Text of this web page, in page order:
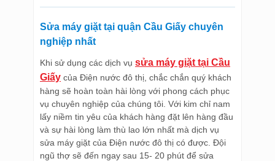
Sửa máy giặt tại quận Cầu Giấy chuyên
nghiệp nhất
Khi sử dụng các dịch vụ sửa máy giặt tại Cầu
Giấy của Điện nước đô thị, chắc chắn quý khách
hàng sẽ hoàn toàn hài lòng với phong cách phục
vụ chuyên nghiệp của chúng tôi. Với kim chỉ nam
lấy niềm tin yêu của khách hàng đặt lên hàng đầu
và sự hài lòng làm thù lao lớn nhất mà dịch vụ
sửa máy giặt của Điện nước đô thị có được. Đội
ngũ thợ sẽ đến ngay sau 15- 20 phút để sửa